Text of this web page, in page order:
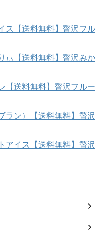
【送料無料】贅沢フル
【送料無料】贅沢みか
送料無料】贅沢フルー
ン）【送料無料】贅沢
イス【送料無料】贅沢